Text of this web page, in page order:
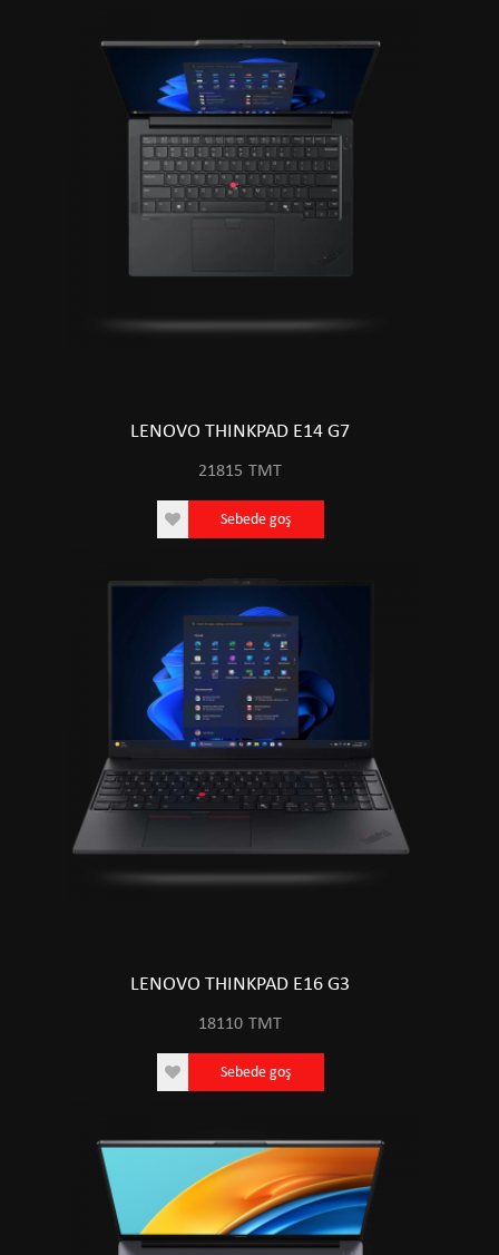
LENOVO THINKPAD E14 G7
21815 TMT
Sebede goş
LENOVO THINKPAD E16 G3
18110 TMT
Sebede goş